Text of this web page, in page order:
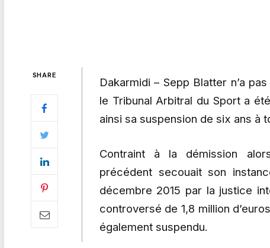
SHARE
Dakarmidi – Sepp Blatter n’a
le Tribunal Arbitral du Sport a
ainsi sa suspension de six ans à
Contraint à la démission
précédent secouait son
décembre 2015 par la justice
controversé de 1,8 million
également suspendu.